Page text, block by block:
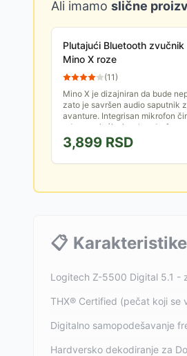
Ali imamo slične
Plutajući Bluetooth zvučnik
Mino X roze
(11)
Mino X je dizajniran da bude
zato je savršen audio saputnik
avanture. Integrisan mikrofon
odgovarajućim i za hands-free...
3,899 RSD
📋 Karakteristike
Logitech Z-5500 Digital 5.1 -
THX® Certified (pečat koji se
Digitalno samopodešavanje
Hardversko dekodiranje za